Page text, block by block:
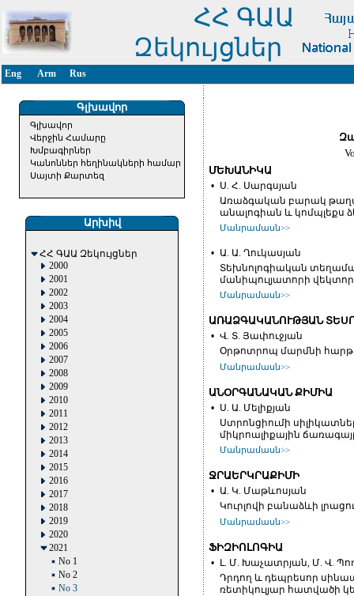
ՀՀ ԳԱԱ
Զեկույցներ
Eng Arm Rus
Գլխավոր
Գլխավոր
Վերջին Համարը
Խմբագիրներ
Կանոններ հեղինակների համար
Սայտի Քարտեզ
Արխիվ
ՀՀ ԳԱԱ Զեկույցներ
2000
2001
2002
2003
2004
2005
2006
2007
2008
2009
2010
2011
2012
2013
2014
2015
2016
2017
2018
2019
2020
2021
No 1
No 2
No 3
ՄԵԽԱՆԻԿԱ
• Ս. Հ. Սարգսյան
Առաձգական բարակ
անալոգիան և կոմպլեքս
Մանրամասն>>
• Ա. Ա. Ղուկասյան
Տեխնոլոգիական
մանիպուլյատորի
Մանրամասն>>
ԱՌԱՁԳԱԿԱՆՈՒԹՅԱՆ
• Վ. Տ. Յափուջյան
Օրթոտրոպ մարմնի
Մանրամասն>>
ԱՆՕՐԳԱՆԱԿԱՆ ՔԻՄԻԱ
• Ս. Ա. Մելիքյան
Ստրոնցիումի
միկրոալիքային
Մանրամասն>>
ՋՐԱԵՐԿՐԱՔԻՄԻ
• Ա. Կ. Մաթևոսյան
Կուրլովի բանաձևի
Մանրամասն>>
ՖԻԶԻՈԼՈԳԻԱ
• Լ. Մ. Խաչատրյան, Մ. Վ.
Դրդող և դեպրեսոր
ռետիկուլյար հատվածի